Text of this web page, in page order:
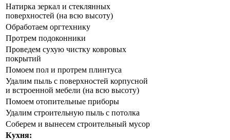
Натирка зеркал и стеклянных
поверхностей (на всю высоту)
Обработаем оргтехнику
Протрем подоконники
Проведем сухую чистку ковровых
покрытий
Помоем пол и протрем плинтуса
Удалим пыль с поверхностей корпусной
и встроенной мебели (на всю высоту)
Помоем отопительные приборы
Удалим строительную пыль с потолка
Соберем и вынесем строительный мусор
Кухня: